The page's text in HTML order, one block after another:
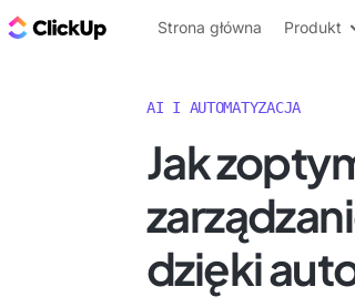
ClickUp Blog
Strona główna Produkt
AI I AUTOMATYZACJA
Jak
dzięki